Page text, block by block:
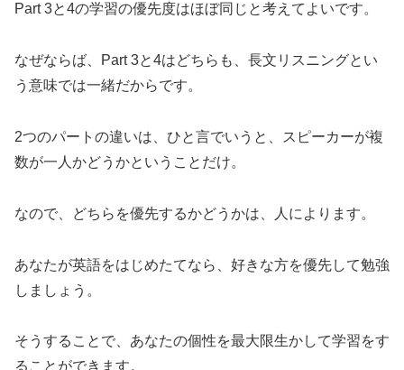
Part 3と4の学習の優先度はほぼ同じと考えてよいです。
なぜならば、Part 3と4はどちらも、長文リスニングとい
う意味では一緒だからです。
2つのパートの違いは、ひと言でいうと、スピーカーが複
数が一人かどうかということだけ。
なので、どちらを優先するかどうかは、人によります。
あなたが英語をはじめたてなら、好きな方を優先して勉強
しましょう。
そうすることで、あなたの個性を最大限生かして学習をす
ることができます。